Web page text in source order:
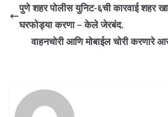
पुणे शहर पोलीस युनिट-६ची कारवाई शहर
घरफोड्या करणा – केले जेरबंद.
वाहनचोरी आणि मोबाईल चोरी करणारे